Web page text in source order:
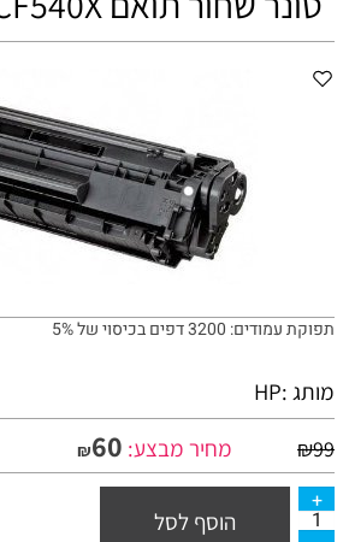
תפוקת עמודים: 3200 דפים בכיסוי של 5%
מותג :HP
₪99 מחיר מבצע: ₪60
הוסף לסל